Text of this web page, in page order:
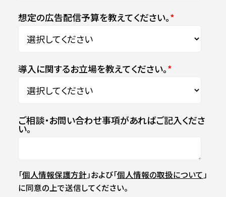
想定の広告配信予算を教えてください。*
導入に関するお立場を教えてください。*
ご相談・お問い合わせ事項があればご記入くださ
い。
「個人情報保護方針 」および「個人情報の取扱について 」
に同意の上で送信してください。